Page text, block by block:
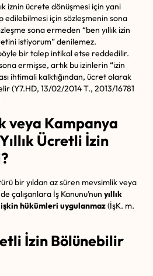
iznin ücrete dönüşmesi için yani
için sözleşmenin sona
sona ermeden “ben yıllık izin
istiyorum” denilemez.
bir talep intikal etse reddedilir.
ermişse, artık bu izinlerin “izin
ihtimali kalktığından, ücret olarak
(Y7.HD, 13/02/2014 T., 2013/16781
veya Kampanya
Ücretli İzin
bir yıldan az süren mevsimlik veya
çalışanlara İş Kanunu’nun yıllık
hükümleri uygulanmaz(İşK. m.
İzin Bölünebilir